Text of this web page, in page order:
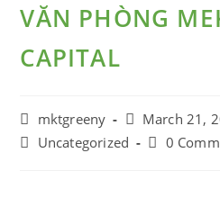
VĂN PHÒNG
CAPITAL
mktgreeny
March 21,
Uncategorized
0